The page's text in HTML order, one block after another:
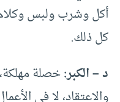
أكل وشرب ولبس
كل ذلك.
د – الكبر:خصلة
والاعتقاد، لا في